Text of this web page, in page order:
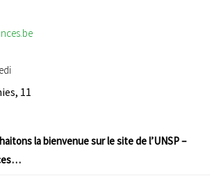
11
la bienvenue sur le site de l’UNSP –